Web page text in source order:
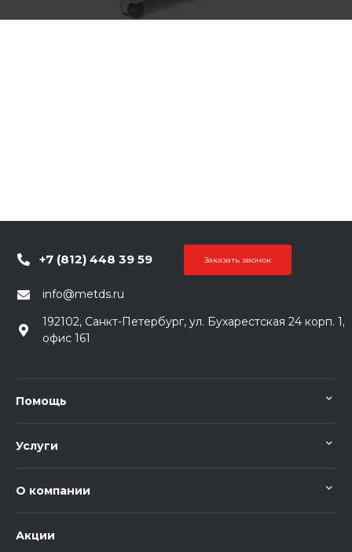
+7 (812) 448 39 59 Заказать звонок
info@metds.ru
192102, Санкт-Петербург, ул. Бухарестская 24 корп. 1,
офис 161
Помощь
Услуги
О компании
Акции